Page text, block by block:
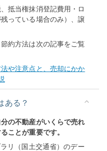
抵当権抹消登記費用・ロ
っている場合のみ）、譲
約方法は次の記事をご覧
や注意点と、売却にかか
ある？
の不動産がいくらで売れ
ことが重要です。
リ（国土交通省）のデー